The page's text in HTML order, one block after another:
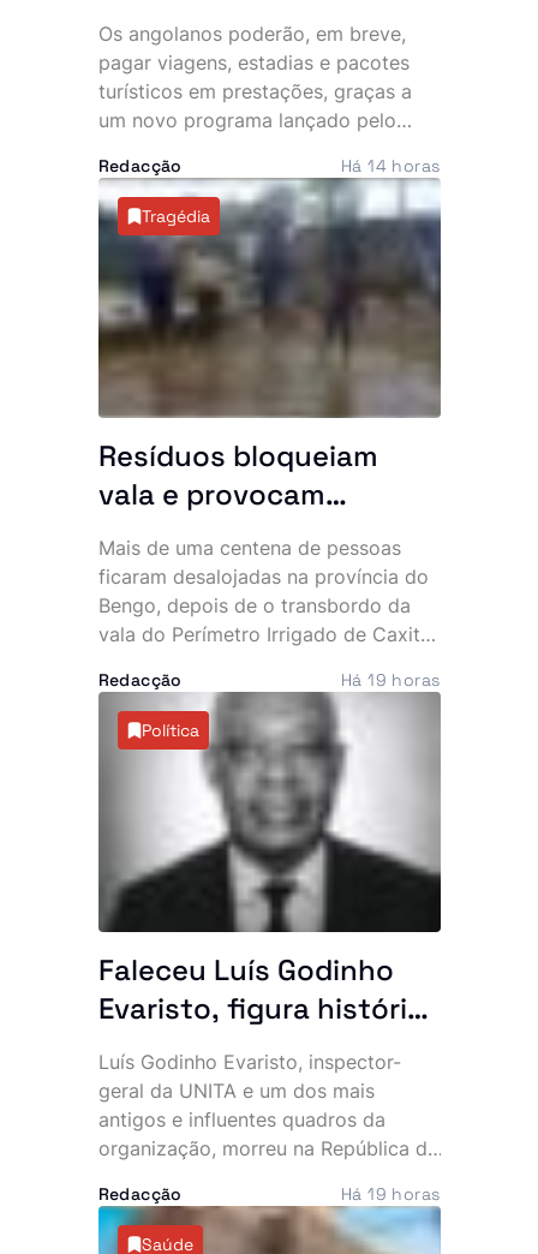
prestações
Os angolanos poderão, em breve,
pagar viagens, estadias e pacotes
turísticos em prestações, graças a
um novo programa lançado pelo
pretende tornar o turismo interno
mais acessível e impulsionar o
sector. A primeira fase da iniciativa
arrancou com a integração de
operadores turísticos no novo
sistema de pagamento.
Redacção Há 14 horas
Tragédia
Resíduos bloqueiam
vala e provocam
inundação que
desalojou mais de 100
pessoas
Mais de uma centena de pessoas
ficaram desalojadas na província do
Bengo, depois de o transbordo da
vala do Perímetro Irrigado de Caxito
zona da Quinjamba, município do
Dande. A falta de desassoreamento e
a acumulação de resíduos são
apontadas como as principais causas
do incidente.
Redacção Há 19 horas
Política
Faleceu Luís Godinho
Evaristo, figura histórica
da UNITA e antigo
quadro da BRINDE
Luís Godinho Evaristo, inspector-
geral da UNITA e um dos mais
antigos e influentes quadros da
organização, morreu na República da
falecimento foi confirmado pelo
Secretariado Nacional para
Redacção Há 19 horas
Saúde